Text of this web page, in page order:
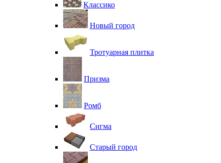
Классико
Новый город
Тротуарная плитка
Призма
Ромб
Сигма
Старый город